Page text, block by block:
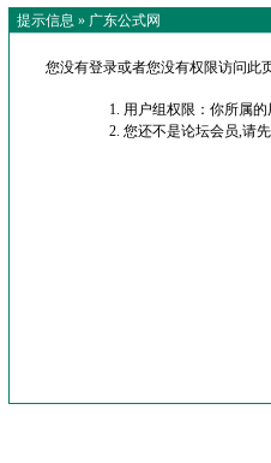
提示信息 » 广东公式网
您没有登录或者您没有权限访问此
用户组权限：你所属
您还不是论坛会员,请